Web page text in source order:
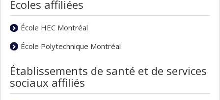
Écoles affiliées
École HEC Montréal
École Polytechnique Montréal
Établissements de santé et de services
sociaux affiliés